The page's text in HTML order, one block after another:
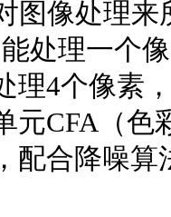
像处理来
处理一个
理4个像素
元CFA（
配合降噪